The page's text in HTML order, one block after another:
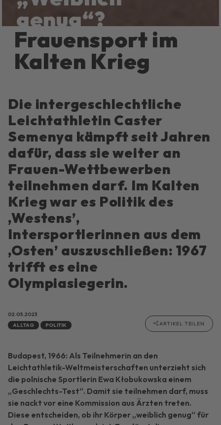
genug“?
Frauen­sport im
Kalten Krieg
Die intergeschlechtliche
Leichtathletin Caster
Semenya kämpft seit Jahren
dafür, dass sie weiter an
Frauen-Wettbewerben
teilnehmen darf. Im Kalten
Krieg war es Politik des
,Westens’,
Intersportlerinnen aus dem
,Osten’ auszuschließen: 1967
trifft es eine
Olympiasiegerin.
02.05.2023
ALLTAG
POLITIK ARTIKEL TEILEN
Budapest, 1966: Als Teilnehmerin an den
Leichtathletik-Weltmeisterschaften unterzieht sich
die polnische Sportlerin Ewa Kłobukowska einem
„Geschlechts-Test“. Damit sie teilnehmen darf, muss
sie nackt vor eine Kommission aus Ärzten treten.
Diese entscheiden, ob ihr Körper „weiblich genug“ für